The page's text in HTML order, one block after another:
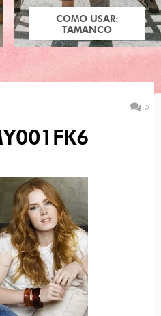
COMO USAR:
TAMANCO
0